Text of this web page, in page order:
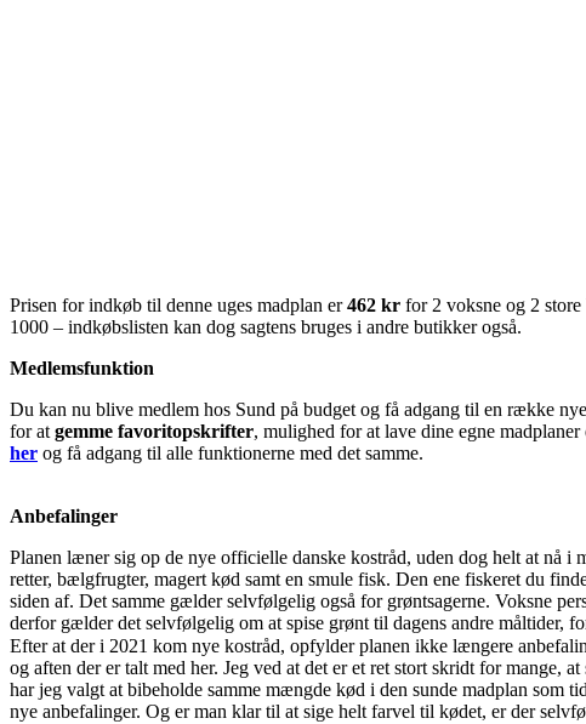
Prisen for indkøb til denne uges madplan er462 kr for 2 voksne og 2 store
1000 – indkøbslisten kan dog sagtens bruges i andre butikker også.
Medlemsfunktion
Du kan nu blive medlem hos Sund på budget og få adgang til en række
for at gemme favoritopskrifter, mulighed for at lave dine egne
her og få adgang til alle funktionerne med det samme.
Anbefalinger
Planen læner sig op de nye officielle danske kostråd, uden dog helt at nå
retter, bælgfrugter, magert kød samt en smule fisk. Den ene fiskeret du
siden af. Det samme gælder selvfølgelig også for grøntsagerne. Voksne
derfor gælder det selvfølgelig om at spise grønt til dagens andre måltider,
Efter at der i 2021 kom nye kostråd, opfylder planen ikke længere
og aften der er talt med her. Jeg ved at det er et ret stort skridt for mange,
har jeg valgt at bibeholde samme mængde kød i den sunde madplan som
nye anbefalinger. Og er man klar til at sige helt farvel til kødet, er der